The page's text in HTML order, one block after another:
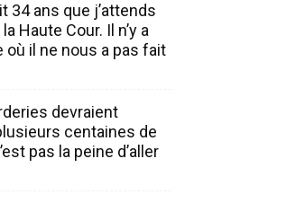
34 ans que j’attends
Haute Cour. Il n’y a
où il ne nous a pas fait
devraient
centaines de
pas la peine d’aller